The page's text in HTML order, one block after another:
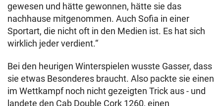
gewesen und hätte gewonnen, hätte sie das
nachhause mitgenommen. Auch Sofia in einer
Sportart, die nicht oft in den Medien ist. Es hat sich
wirklich jeder verdient.“
Bei den heurigen Winterspielen wusste Gasser, dass
sie etwas Besonderes braucht. Also packte sie einen
im Wettkampf noch nicht gezeigten Trick aus - und
landete den Cab Double Cork 1260, einen